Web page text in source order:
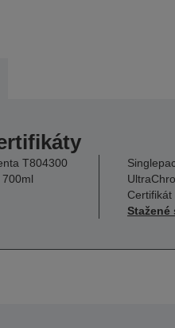
T804300
Certifikát
Stažené